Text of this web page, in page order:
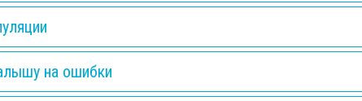
на ошибки